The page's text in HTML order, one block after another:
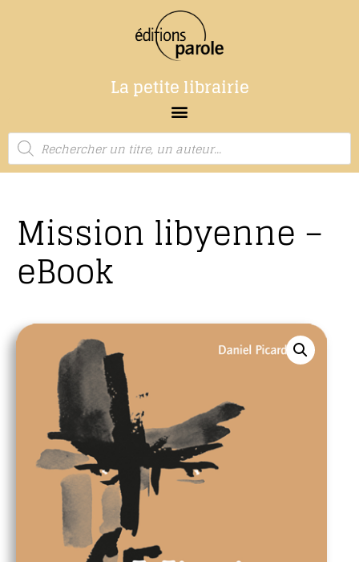
La petite librairie
Mission libyenne –
eBook